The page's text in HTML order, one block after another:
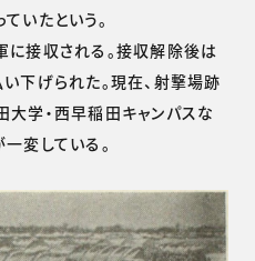
いたという。
接収される。接収解除後は
下げられた。現在、射撃場跡
学・西早稲田キャンパスな
変している。